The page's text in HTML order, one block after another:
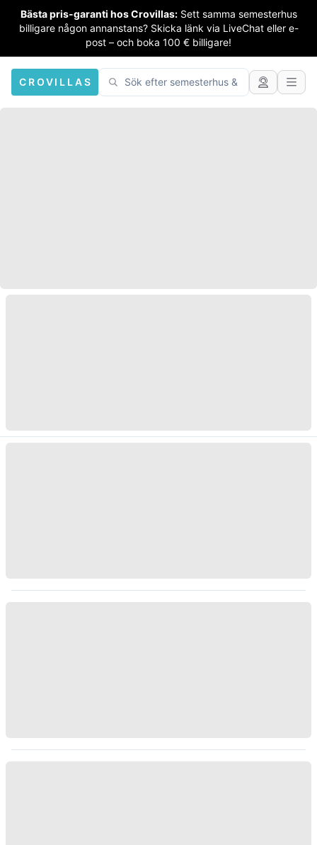
Bästa pris-garanti hos Crovillas: Sett samma semesterhus
billigare någon annanstans? Skicka länk via LiveChat eller e-
post – och boka 100 € billigare!
CROVILLAS